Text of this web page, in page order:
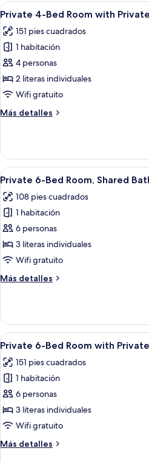
Abrir
todas
las
fotos
de
Private
4-
Room
Bathroom
6
Private 4-Bed Room with
151 pies cuadrados
1 habitación
4 personas
2 literas individuales
Wifi gratuito
Más detalles
Más
4-
Bed
Room
Private
Bathroom
Abrir
todas
las
fotos
de
Private
6-
Room,
7
Private 6-Bed Room, Shared
108 pies cuadrados
1 habitación
6 personas
3 literas individuales
Wifi gratuito
Más detalles
Más
6-
Bed
Room,
Bathroom
Abrir
todas
las
fotos
de
Private
6-
Room
6
Private 6-Bed Room with
151 pies cuadrados
1 habitación
6 personas
3 literas individuales
Wifi gratuito
Más detalles
Más